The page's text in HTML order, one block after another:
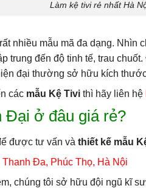
Làm kệ tivi rẻ nhất Hà
nhiều mẫu mã đa dạng. Nhìn
trung đến độ tinh tế, trau
đại thường sở hữu kích
các mẫu Kệ Tivi thì hãy liên hệ
Đại ở đâu giá rẻ?
được tư vấn và thiết kế mẫu
Đa, Phúc Thọ, Hà Nội
chúng tôi sở hữu đội ngũ kĩ